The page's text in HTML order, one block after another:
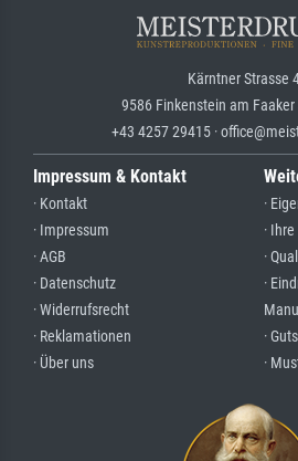
Kärntner Strasse
9586 Finkenstein am Faaker
+43 4257 29415 ·
Impressum & Kontakt
· Kontakt
· Impressum
· AGB
· Datenschutz
· Widerrufsrecht
· Reklamationen
· Über uns
·
·
·
·
·
·